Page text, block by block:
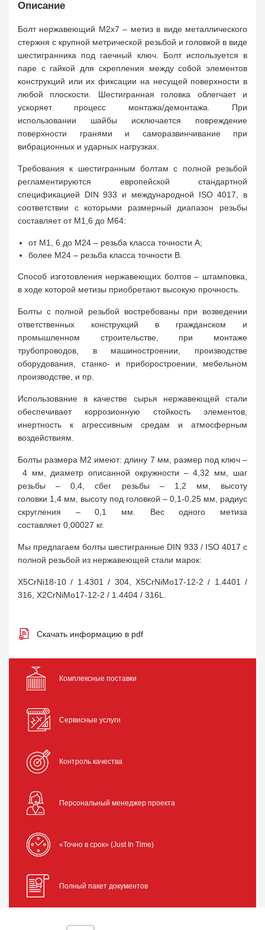
Описание
Болт нержавеющий М2х7 – метиз в виде металлического
стержня с крупной метрической резьбой и головкой в виде
шестигранника под гаечный ключ. Болт используется в
паре с гайкой для скрепления между собой элементов
конструкций или их фиксации на несущей поверхности в
любой плоскости. Шестигранная головка облегчает и
ускоряет процесс монтажа/демонтажа. При
использовании шайбы исключается повреждение
поверхности гранями и саморазвинчивание при
вибрационных и ударных нагрузках.
Требования к шестигранным болтам с полной резьбой
регламентируются европейской стандартной
спецификацией DIN 933 и международной ISO 4017, в
соответствии с которыми размерный диапазон резьбы
составляет от М1,6 до M64:
от M1, 6 до M24 – резьба класса точности А;
более M24 – резьба класса точности B.
Способ изготовления нержавеющих болтов – штамповка,
в ходе которой метизы приобретают высокую прочность.
Болты с полной резьбой востребованы при возведении
ответственных конструкций в гражданском и
промышленном строительстве, при монтаже
трубопроводов, в машиностроении, производстве
оборудования, станко- и приборостроении, мебельном
производстве, и пр.
Использование в качестве сырья нержавеющей стали
обеспечивает коррозионную стойкость элементов,
инертность к агрессивным средам и атмосферным
воздействиям.
Болты размера М2 имеют: длину 7 мм, размер под ключ –
4 мм, диаметр описанной окружности – 4,32 мм, шаг
резьбы – 0,4, сбег резьбы – 1,2 мм, высоту
головки 1,4 мм, высоту под головкой – 0,1-0,25 мм, радиус
скругления – 0,1 мм. Вес одного метиза
составляет 0,00027 кг.
Мы предлагаем болты шестигранные DIN 933 / ISO 4017 с
полной резьбой из нержавеющей стали марок:
X5CrNi18-10 / 1.4301 / 304, X5CrNiMo17-12-2 / 1.4401 /
316, X2CrNiMo17-12-2 / 1.4404 / 316L.
Скачать информацию в pdf
Комплексные поставки
Сервисные услуги
Контроль качества
Персональный менеджер проекта
«Точно в срок» (Just In Time)
Полный пакет документов